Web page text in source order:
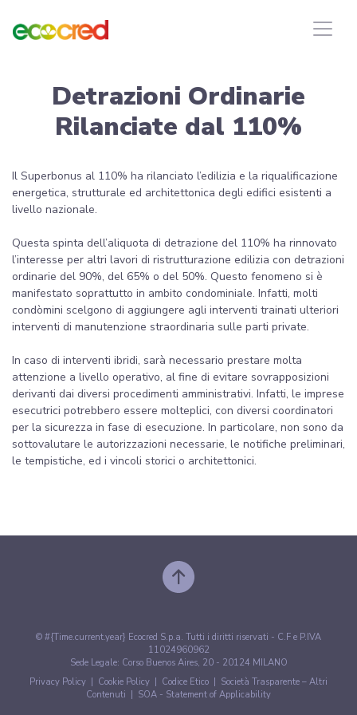
Detrazioni Ordinarie
Rilanciate dal 110%
Il Superbonus al 110% ha rilanciato l’edilizia e la riqualificazione
energetica, strutturale ed architettonica degli edifici esistenti a
livello nazionale.
Questa spinta dell’aliquota di detrazione del 110% ha rinnovato
l’interesse per altri lavori di ristrutturazione edilizia con detrazioni
ordinarie del 90%, del 65% o del 50%. Questo fenomeno si è
manifestato soprattutto in ambito condominiale. Infatti, molti
condòmini scelgono di aggiungere agli interventi trainati ulteriori
interventi di manutenzione straordinaria sulle parti private.
In caso di interventi ibridi, sarà necessario prestare molta
attenzione a livello operativo, al fine di evitare sovrapposizioni
derivanti dai diversi procedimenti amministrativi. Infatti, le imprese
esecutrici potrebbero essere molteplici, con diversi coordinatori
per la sicurezza in fase di esecuzione. In particolare, non sono da
sottovalutare le autorizzazioni necessarie, le notifiche preliminari,
le tempistiche, ed i vincoli storici o architettonici.
© #{Time.current.year} Ecocred S.p.a. Tutti i diritti riservati - C.F e P.IVA
11024960962
Sede Legale: Corso Buenos Aires, 20 - 20124 MILANO
Privacy Policy
Cookie Policy Codice Etico
Società Trasparente – Altri
Contenuti
SOA - Statement of Applicability